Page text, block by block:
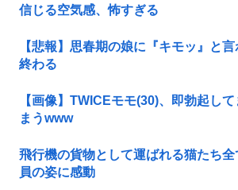
信じる空気感、怖すぎる
【悲報】思春期の娘に『キモッ』と言
終わる
【画像】TWICEモモ(30)、即勃起し
まうwww
飛行機の貨物として運ばれる猫たち
員の姿に感動